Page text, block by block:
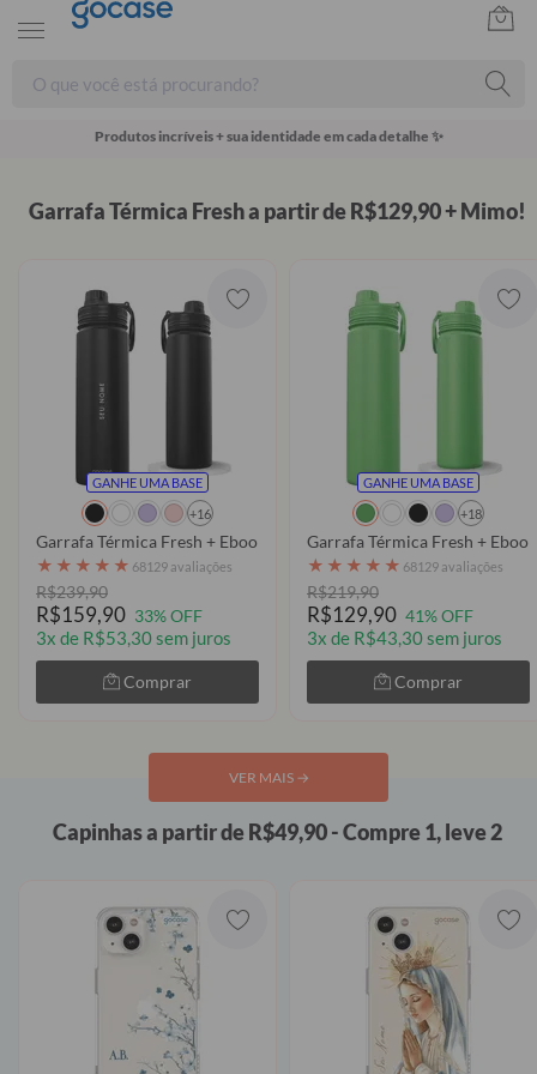
Produtos incríveis + sua identidade em cada detalhe ✨
Garrafa Térmica Fresh a partir de R$129,90 + Mimo!
GANHE UMA BASE
+16
Garrafa Térmica Fresh + Ebook - Futurist
★ ★ ★ ★ ★ 68129 avaliações
R$239,90
R$159,90 33% OFF
3x de R$53,30 sem juros
Comprar
GANHE UMA BASE
+18
Garrafa Térmica Fresh +
★ ★ ★ ★ ★ 68129 avaliações
R$219,90
R$129,90 41% OFF
3x de R$43,30 sem juros
Comprar
VER MAIS →
Capinhas a partir de R$49,90 - Compre 1, leve 2